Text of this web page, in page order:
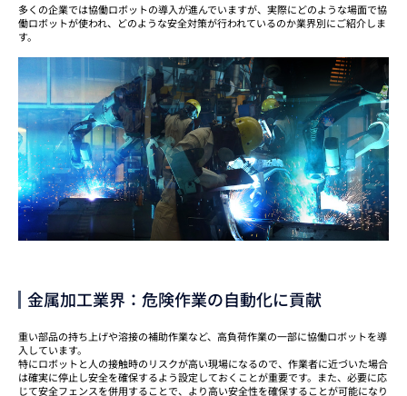
多くの企業では協働ロボットの導入が進んでいますが、実際にどのような場面で協
働ロボットが使われ、どのような安全対策が行われているのか業界別にご紹介しま
す。
金属加工業界：危険作業の自動化に貢献
重い部品の持ち上げや溶接の補助作業など、高負荷作業の一部に協働ロボットを導
入しています。
特にロボットと人の接触時のリスクが高い現場になるので、作業者に近づいた場合
は確実に停止し安全を確保するよう設定しておくことが重要です。また、必要に応
じて安全フェンスを併用することで、より高い安全性を確保することが可能になり